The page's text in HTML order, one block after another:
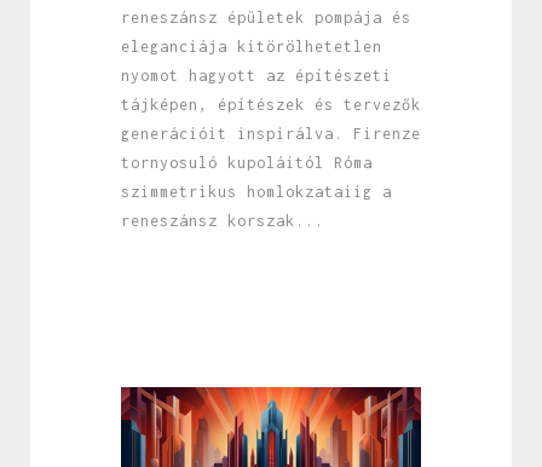
reneszánsz épületek pompája és
eleganciája kitörölhetetlen
nyomot hagyott az építészeti
tájképen, építészek és tervezők
generációit inspirálva. Firenze
tornyosuló kupoláitól Róma
szimmetrikus homlokzataiig a
reneszánsz korszak...